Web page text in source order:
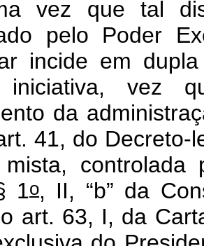
vez que tal
pelo Poder
incide em
vez
da
41, do Decreto-
mista,
1o, II, “b” da
art. 63, I, da